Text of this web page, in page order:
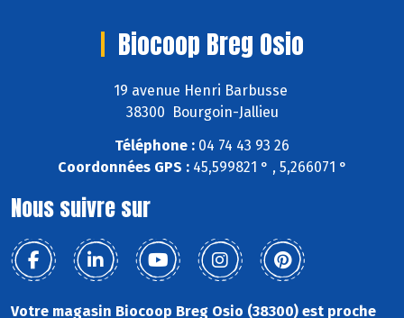
Biocoop Breg Osio
19 avenue Henri Barbusse
38300 Bourgoin-Jallieu
Téléphone : 04 74 43 93 26
Coordonnées GPS :45,599821 ° , 5,266071 °
Nous suivre sur
Votre magasin Biocoop Breg Osio (38300) est proche